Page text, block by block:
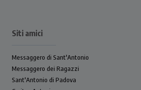
Siti amici
Messaggero di Sant'Antonio
Messaggero dei Ragazzi
Sant'Antonio di Padova